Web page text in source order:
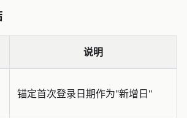
说明
锚定首次登录日期作为"新增日"